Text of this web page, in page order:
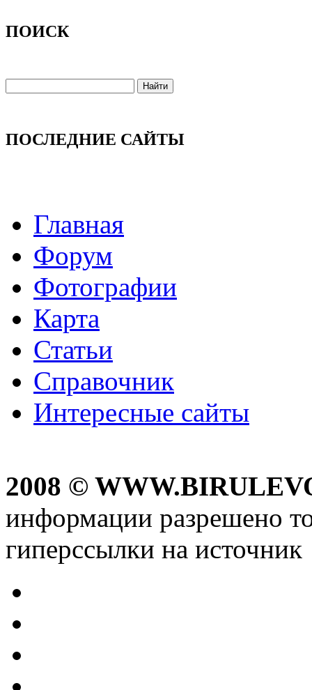
ПОИСК
ПОСЛЕДНИЕ САЙТЫ
Главная
Форум
Фотографии
Карта
Статьи
Справочник
Интересные сайты
2008 ©
информации разрешено
гиперссылки на источник